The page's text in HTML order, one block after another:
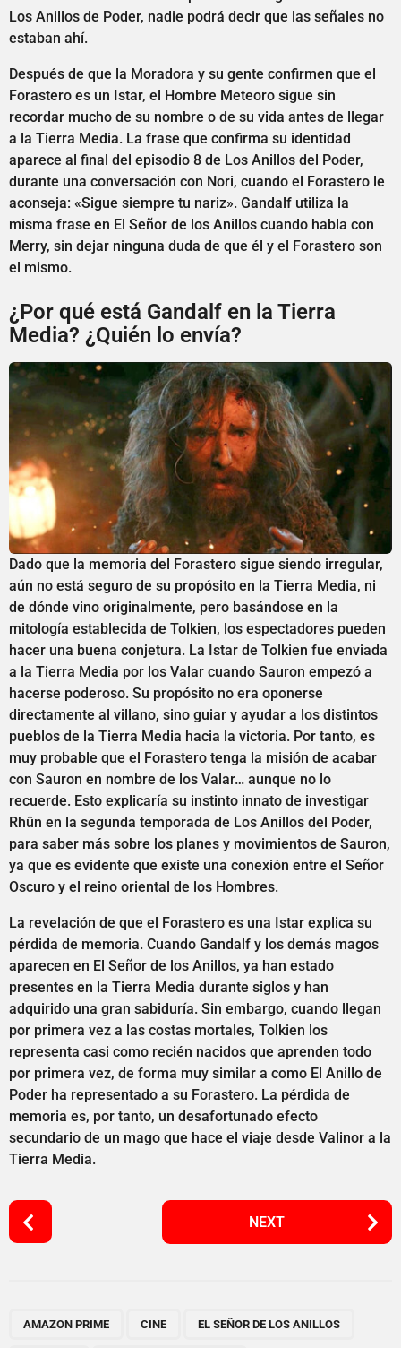
Los Anillos de Poder, nadie podrá decir que las señales no
estaban ahí.
Después de que la Moradora y su gente confirmen que el
Forastero es un Istar, el Hombre Meteoro sigue sin
recordar mucho de su nombre o de su vida antes de llegar
a la Tierra Media. La frase que confirma su identidad
aparece al final del episodio 8 de Los Anillos del Poder,
durante una conversación con Nori, cuando el Forastero le
aconseja: «Sigue siempre tu nariz». Gandalf utiliza la
misma frase en El Señor de los Anillos cuando habla con
Merry, sin dejar ninguna duda de que él y el Forastero son
el mismo.
¿Por qué está Gandalf en la Tierra
Media? ¿Quién lo envía?
Dado que la memoria del Forastero sigue siendo irregular,
aún no está seguro de su propósito en la Tierra Media, ni
de dónde vino originalmente, pero basándose en la
mitología establecida de Tolkien, los espectadores pueden
hacer una buena conjetura. La Istar de Tolkien fue enviada
a la Tierra Media por los Valar cuando Sauron empezó a
hacerse poderoso. Su propósito no era oponerse
directamente al villano, sino guiar y ayudar a los distintos
pueblos de la Tierra Media hacia la victoria. Por tanto, es
muy probable que el Forastero tenga la misión de acabar
con Sauron en nombre de los Valar… aunque no lo
recuerde. Esto explicaría su instinto innato de investigar
Rhûn en la segunda temporada de Los Anillos del Poder,
para saber más sobre los planes y movimientos de Sauron,
ya que es evidente que existe una conexión entre el Señor
Oscuro y el reino oriental de los Hombres.
La revelación de que el Forastero es una Istar explica su
pérdida de memoria. Cuando Gandalf y los demás magos
aparecen en El Señor de los Anillos, ya han estado
presentes en la Tierra Media durante siglos y han
adquirido una gran sabiduría. Sin embargo, cuando llegan
por primera vez a las costas mortales, Tolkien los
representa casi como recién nacidos que aprenden todo
por primera vez, de forma muy similar a como El Anillo de
Poder ha representado a su Forastero. La pérdida de
memoria es, por tanto, un desafortunado efecto
secundario de un mago que hace el viaje desde Valinor a la
Tierra Media.
P
o
NEXT
AMAZON PRIME CINE EL SEÑOR DE LOS ANILLOS